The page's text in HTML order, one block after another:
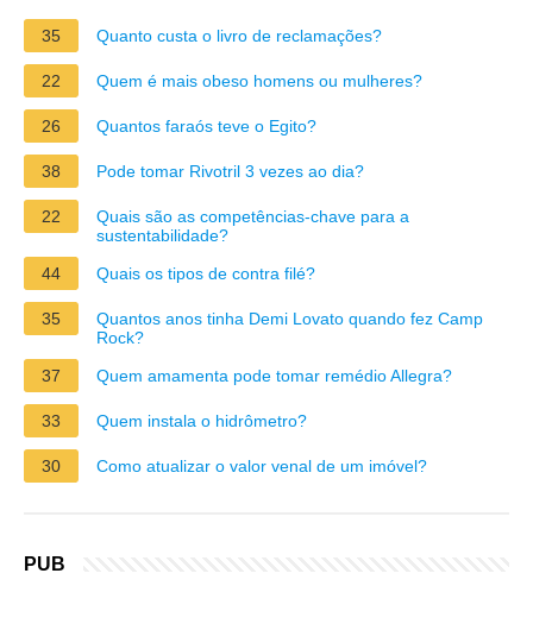
35 Quanto custa o livro de reclamações?
22 Quem é mais obeso homens ou mulheres?
26 Quantos faraós teve o Egito?
38 Pode tomar Rivotril 3 vezes ao dia?
22
Quais são as competências-chave para a
sustentabilidade?
44
Quais os tipos de contra filé?
35
Quantos anos tinha Demi Lovato quando fez Camp
Rock?
37
Quem amamenta pode tomar remédio Allegra?
33 Quem instala o hidrômetro?
30 Como atualizar o valor venal de um imóvel?
PUB